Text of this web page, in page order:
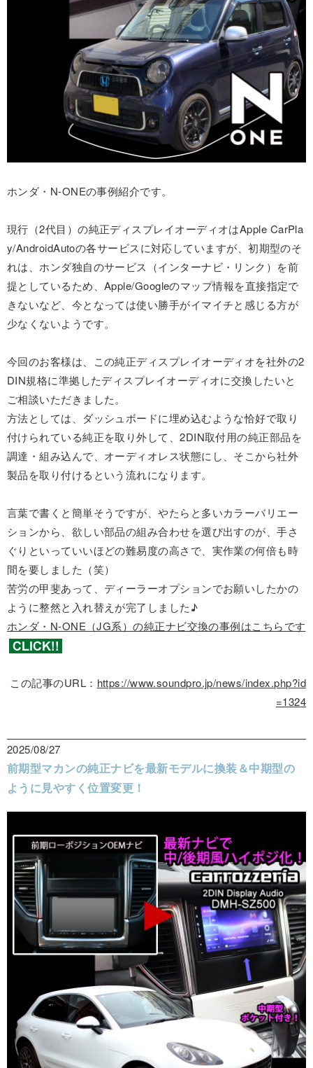
ホンダ・N-ONEの事例紹介です。
現行（2代目）の純正ディスプレイオーディオはApple CarPla
y/AndroidAutoの各サービスに対応していますが、初期型のそ
れは、ホンダ独自のサービス（インターナビ・リンク）を前
提としているため、Apple/Googleのマップ情報を直接指定で
きないなど、今となっては使い勝手がイマイチと感じる方が
少なくないようです。
今回のお客様は、この純正ディスプレイオーディオを社外の2
DIN規格に準拠したディスプレイオーディオに交換したいと
ご相談いただきました。
方法としては、ダッシュボードに埋め込むような恰好で取り
付けられている純正を取り外して、2DIN取付用の純正部品を
調達・組み込んで、オーディオレス状態にし、そこから社外
製品を取り付けるという流れになります。
言葉で書くと簡単そうですが、やたらと多いカラーバリエー
ションから、欲しい部品の組み合わせを選び出すのが、手さ
ぐりといっていいほどの難易度の高さで、実作業の何倍も時
間を要しました（笑）
苦労の甲斐あって、ディーラーオプションでお願いしたかの
ように整然と入れ替えが完了しました♪
ホンダ・N-ONE（JG系）の純正ナビ交換の事例はこちらです
この記事のURL： https://www.soundpro.jp/news/index.php?id
=1324
2025/08/27
前期型マカンの純正ナビを最新モデルに換装＆中期型の
ように見やすく位置変更！